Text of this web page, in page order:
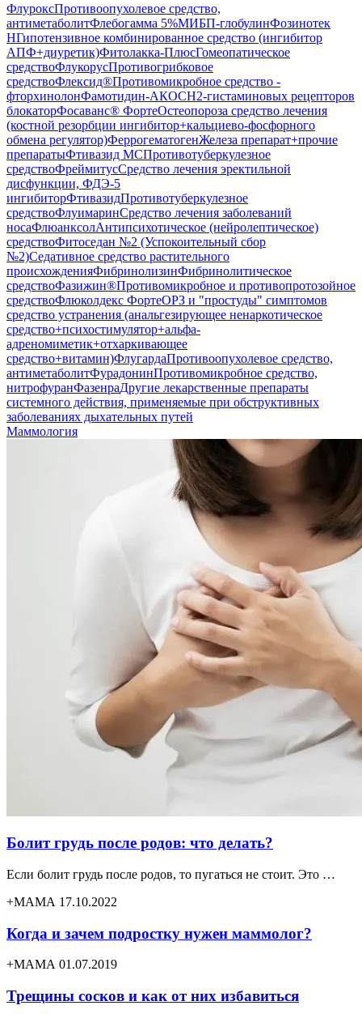
ФлуроксПротивоопухолевое средство,
антиметаболитФлебогамма 5%МИБП-глобулинФозинотек
НГипотензивное комбинированное средство (ингибитор
АПФ+диуретик)Фитолакка-ПлюсГомеопатическое
средствоФлукорусПротивогрибковое
средствоФлексид®Противомикробное средство -
фторхинолонФамотидин-АКОСH2-гистаминовых рецепторов
блокаторФосаванс® ФортеОстеопороза средство лечения
(костной резорбции ингибитор+кальциево-фосфорного
обмена регулятор)ФеррогематогенЖелеза препарат+прочие
препаратыФтивазид МСПротивотуберкулезное
средствоФреймитусСредство лечения эректильной
дисфункции, ФДЭ-5
ингибиторФтивазидПротивотуберкулезное
средствоФлуимаринСредство лечения заболеваний
носаФлюанксолАнтипсихотическое (нейролептическое)
средствоФитоседан №2 (Успокоительный сбор
№2)Седативное средство растительного
происхожденияФибринолизинФибринолитическое
средствоФазижин®Противомикробное и противопротозойное
средствоФлюколдекс ФортеОРЗ и "простуды" симптомов
средство устранения (анальгезирующее ненаркотическое
средство+психостимулятор+альфа-
адреномиметик+отхаркивающее
средство+витамин)ФлугардаПротивоопухолевое средство,
антиметаболитФурадонинПротивомикробное средство,
нитрофуранФазенраДругие лекарственные препараты
системного действия, применяемые при обструктивных
заболеваниях дыхательных путей
Маммология
Болит грудь после родов: что делать?
Если болит грудь после родов, то пугаться не стоит. Это …
+МАМА 17.10.2022
Когда и зачем подростку нужен маммолог?
+МАМА 01.07.2019
Трещины сосков и как от них избавиться